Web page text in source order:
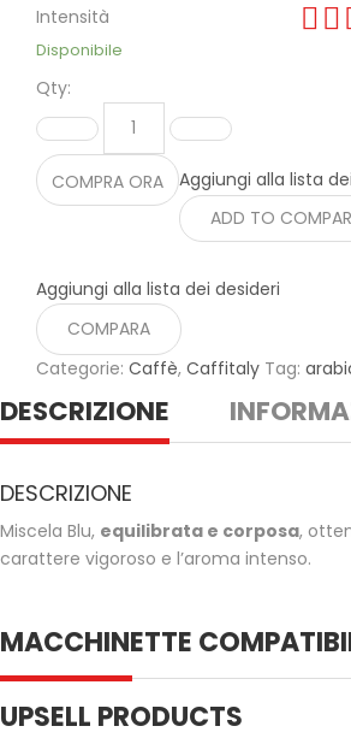
Intensità
Disponibile
Qty:
COMPRA ORA
Aggiungi alla lista
ADD TO
Aggiungi alla lista dei desideri
COMPARA
Categorie: Caffè, Caffitaly Tag:
DESCRIZIONE
DESCRIZIONE
Miscela Blu, equilibrata e corposa,
carattere vigoroso e l’aroma intenso.
MACCHINETTE
UPSELL PRODUCTS